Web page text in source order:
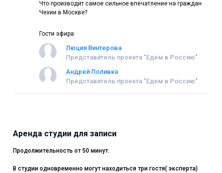
Что производит самое сильное впечатление на граждан
Чехии в Москве?
Гости эфира:
Люция Винтерова
Представитель проекта "Едем в Россию"
Андрей Поливка
Представитель проекта "Едем в Россию"
Аренда студии для записи
Продолжительность от 50 минут.
В студии одновременно могут находиться три гостя( эксперта)